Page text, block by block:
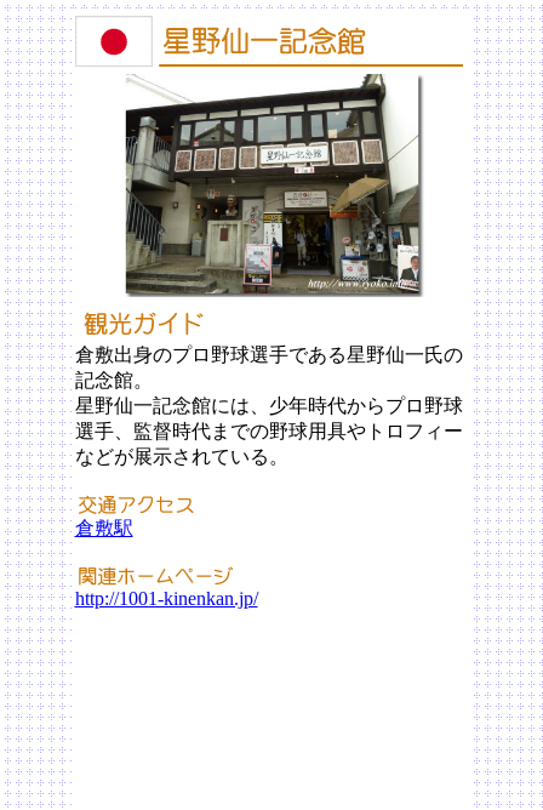
倉敷出身のプロ野球選手である星野仙一氏の
記念館。
星野仙一記念館には、少年時代からプロ野球
選手、監督時代までの野球用具やトロフィー
などが展示されている。
倉敷駅
http://1001-kinenkan.jp/